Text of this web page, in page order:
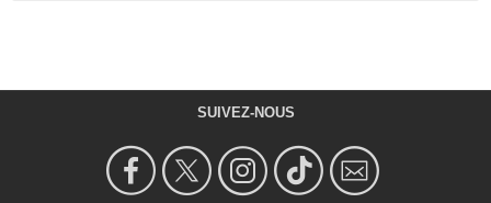
SUIVEZ-NOUS